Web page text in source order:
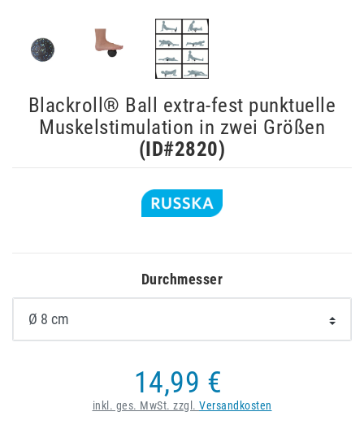
Blackroll® Ball extra-fest punktuelle
Muskelstimulation in zwei Größen
(ID#2820)
Durchmesser
14,99 €
inkl. ges. MwSt. zzgl. Versandkosten